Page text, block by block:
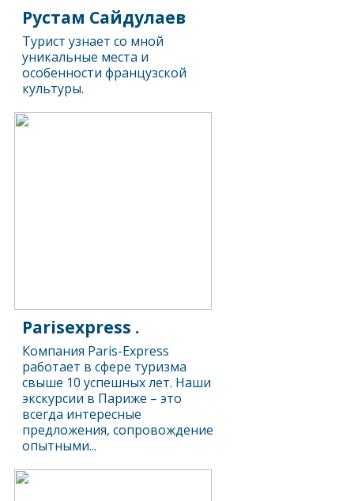
Рустам Сайдулаев
Турист узнает со мной
уникальные места и
особенности французской
культуры.
Parisexpress .
Компания Paris-Express
работает в сфере туризма
свыше 10 успешных лет. Наши
экскурсии в Париже – это
всегда интересные
предложения, сопровождение
опытными...